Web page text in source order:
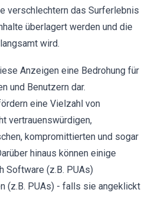
verschlechtern das Surferlebnis
überlagert werden und die
wird.
Anzeigen eine Bedrohung für
und Benutzern dar.
eine Vielzahl von
vertrauenswürdigen,
kompromittierten und sogar
hinaus können einige
Software (z.B. PUAs)
(z.B. PUAs) - falls sie angeklickt